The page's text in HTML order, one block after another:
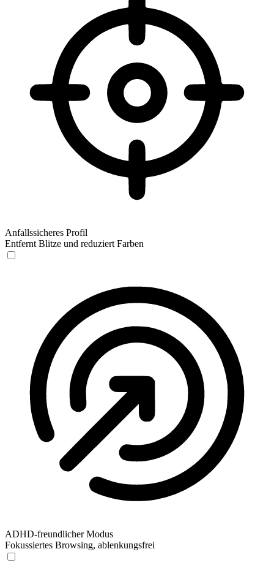
Anfallssicheres Profil
Entfernt Blitze und reduziert Farben
ADHD-freundlicher Modus
Fokussiertes Browsing, ablenkungsfrei